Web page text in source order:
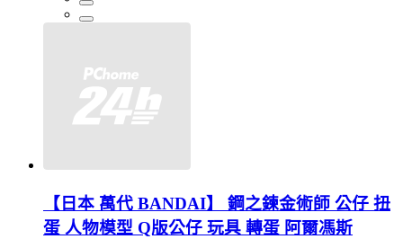
【日本 萬代 BANDAI】 鋼之鍊金術師 公仔 扭
蛋 人物模型 Q版公仔 玩具 轉蛋 阿爾馮斯